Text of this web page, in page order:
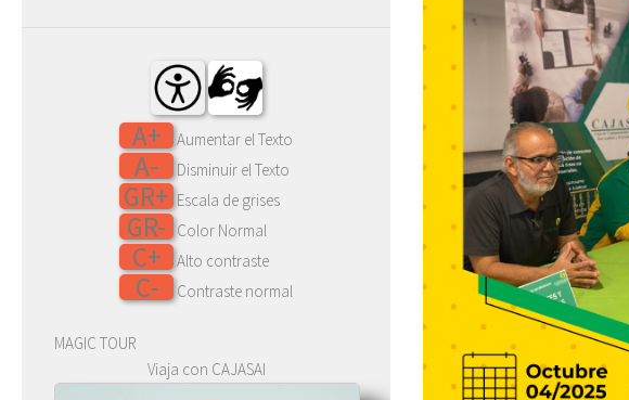
A+ Aumentar el Texto
A- Disminuir el Texto
GR+ Escala de grises
GR- Color Normal
C+ Alto contraste
C- Contraste normal
MAGIC TOUR
Viaja con CAJASAI